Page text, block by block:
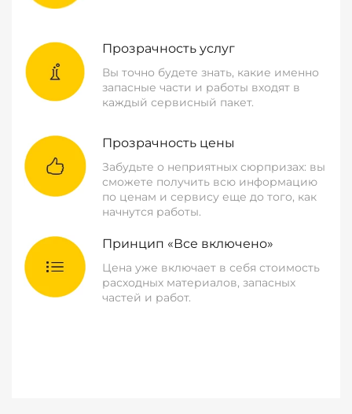
Прозрачность услуг
Вы точно будете знать, какие именно
запасные части и работы входят в
каждый сервисный пакет.
Прозрачность цены
Забудьте о неприятных сюрпризах: вы
сможете получить всю информацию
по ценам и сервису еще до того, как
начнутся работы.
Принцип «Все включено»
Цена уже включает в себя стоимость
расходных материалов, запасных
частей и работ.